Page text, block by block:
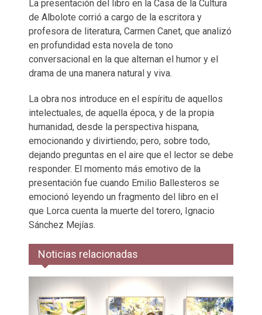
La presentación del libro en la Casa de la Cultura
de Albolote corrió a cargo de la escritora y
profesora de literatura, Carmen Canet, que analizó
en profundidad esta novela de tono
conversacional en la que alternan el humor y el
drama de una manera natural y viva.
La obra nos introduce en el espíritu de aquellos
intelectuales, de aquella época, y de la propia
humanidad, desde la perspectiva hispana,
emocionando y divirtiendo; pero, sobre todo,
dejando preguntas en el aire que el lector se debe
responder. El momento más emotivo de la
presentación fue cuando Emilio Ballesteros se
emocionó leyendo un fragmento del libro en el
que Lorca cuenta la muerte del torero, Ignacio
Sánchez Mejías.
Noticias relacionadas